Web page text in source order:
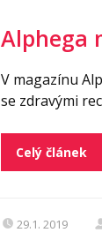
Alphega
V magazínu
se zdravými
Celý článek
29.1. 2019